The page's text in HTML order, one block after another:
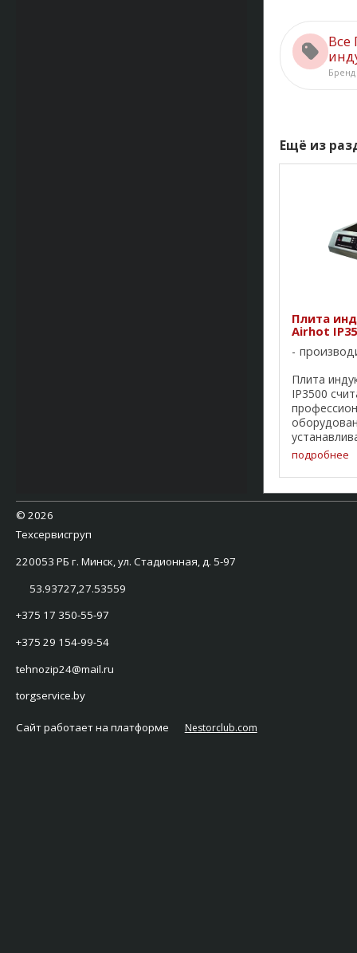
Все
Бренд
Ещё из
Плита
Airhot
Плита
IP3500
кафе,
бистро и
общепита.
подробнее
© 2026
Техсервисгруп
220053 РБ г. Минск, ул. Стадионная, д. 5-97
53.93727,27.53559
+375 17 350-55-97
+375 29 154-99-54
tehnozip24@mail.ru
torgservice.by
Сайт работает на платформе Nestorclub.com